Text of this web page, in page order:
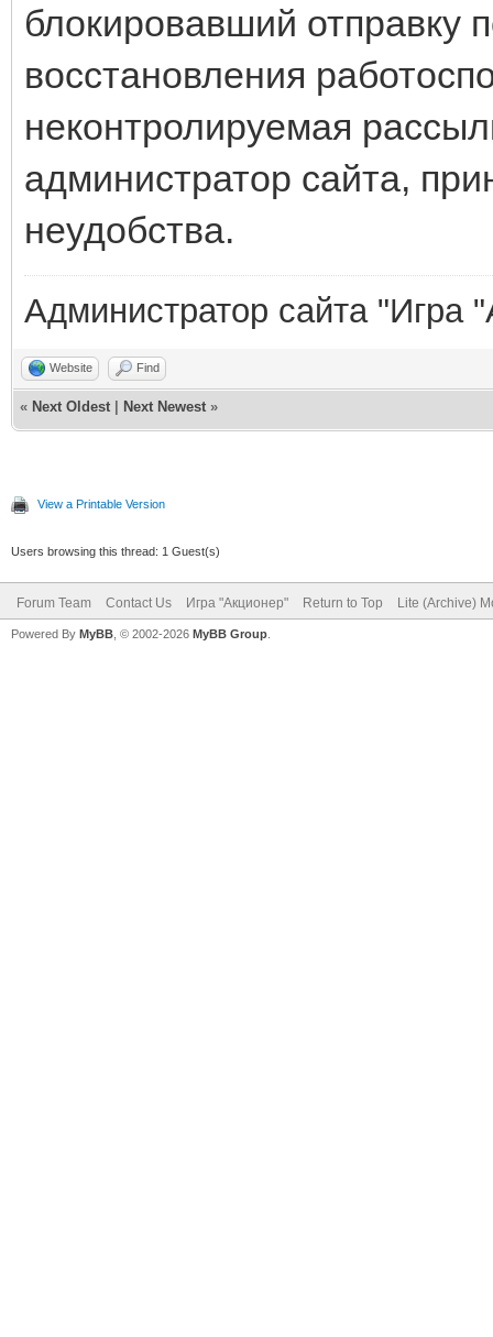
блокировавший отправку
восстановления
неконтролируемая
администратор сайта,
неудобства.
Администратор сайта "Игра
Website Find
« Next Oldest Next Newest »
View a Printable Version
Users browsing this thread: 1 Guest(s)
Forum Team Contact Us Игра "Акционер" Return to Top Lite (Archive)
Powered By MyBB , © 2002-2026 MyBB Group